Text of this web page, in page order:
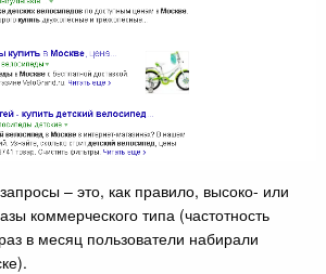
– это, как правило, высоко- или
коммерческого типа (частотность
в месяц пользователи набирали